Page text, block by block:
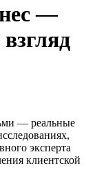
—
— реальные
эксперта
клиентской